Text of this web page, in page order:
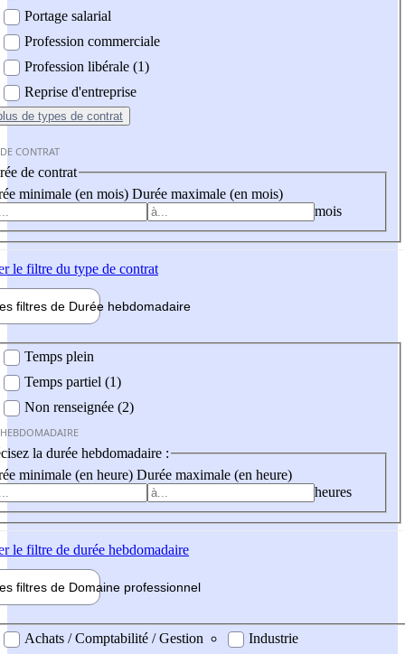
Portage salarial
Profession commerciale
Profession libérale (1)
Reprise d'entreprise
de types de contrat
CONTRAT
de contrat
minimale (en mois) Durée maximale (en mois)
mois
le filtre du type de contrat
filtres de Durée hebdomadaire
Temps plein
Temps partiel (1)
Non renseignée (2)
la durée hebdomadaire :
minimale (en heure) Durée maximale (en heure)
heures
le filtre de durée hebdomadaire
filtres de Domaine professionnel
professionel
Achats / Comptabilité / Gestion
Industrie